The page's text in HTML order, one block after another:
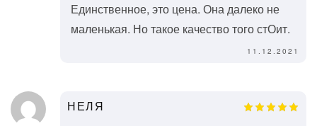
Единственное, это цена. Она далеко не
маленькая. Но такое качество того стОит.
11.12.2021
НЕЛЯ